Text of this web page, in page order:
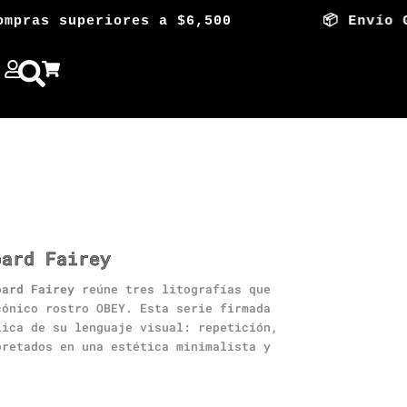
superiores a $6,500 📦 Envío
Fairey
Fairey reúne tres litografías que
rostro OBEY. Esta serie firmada
de su lenguaje visual: repetición,
en una estética minimalista y